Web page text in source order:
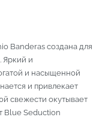
Banderas создана для
Яркий и
и насыщенной
и привлекает
свежести окутывает
Blue Seduction